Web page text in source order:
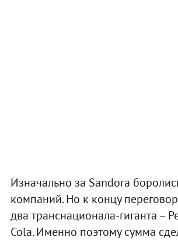
Изначально за Sandora
компаний. Но к концу
два транснационала-гиганта –
Cola. Именно поэтому сумма